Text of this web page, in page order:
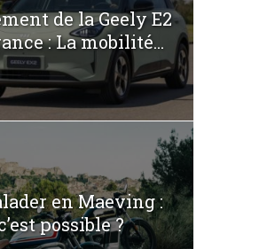
de la Geely E2
: La mobilité...
en Maeving :
possible ?